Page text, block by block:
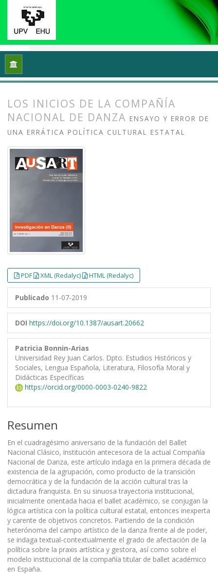
Inicio
LOS INICIOS DE LA COMPAÑÍA
NACIONAL DE DANZA ENSAYO Y ERROR DE
UNA ERRÁTICA POLÍTICA CULTURAL ESTATAL
PDF XML (Redalyc) HTML (Redalyc)
Publicado 11-07-2019
DOI https://doi.org/10.1387/ausart.20662
Patricia Bonnin-Arias
Universidad Rey Juan Carlos. Dpto. Estudios Históricos y
Sociales, Lengua Española, Literatura, Filosofía Moral y
Didácticas Específicas
https://orcid.org/0000-0003-0240-9822
Resumen
En el cuadragésimo aniversario de la fundación del Ballet
Nacional Clásico, institución antecesora de la actual Compañía
Nacional de Danza, este artículo indaga en la primera década de
existencia de la agrupación, como producto de la transición
democrática y de la fundación de la acción cultural tras la
dictadura franquista. En su sinuosa trayectoria institucional,
inicialmente orientada hacia el ballet académico, se conjugan la
lógica artística con la política cultural estatal, entonces inexperta
y carente de objetivos concretos. Partiendo de la condición
heterónoma del campo artístico de la danza frente al de poder,
se indaga textual-contextualmente el grado de afectación de la
política sobre la praxis artística y gestora, así como sobre el
modelo institucional de la compañía titular de ballet académico
en España.